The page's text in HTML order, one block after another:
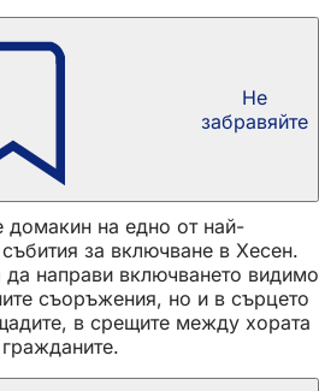
Не
забравяйте
и Германия
Спешъл Олимпикс Хесен
на едно от най-
за включване в Хесен.
да направи включването видимо
съоръжения, но и в сърцето
в срещите между хората